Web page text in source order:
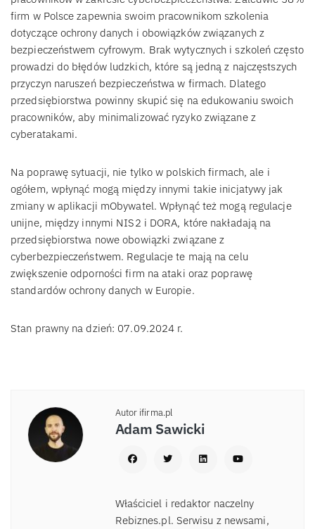
firm w Polsce zapewnia swoim pracownikom szkolenia
dotyczące ochrony danych i obowiązków związanych z
bezpieczeństwem cyfrowym. Brak wytycznych i szkoleń często
prowadzi do błędów ludzkich, które są jedną z najczęstszych
przyczyn naruszeń bezpieczeństwa w firmach. Dlatego
przedsiębiorstwa powinny skupić się na edukowaniu swoich
pracowników, aby minimalizować ryzyko związane z
cyberatakami.
Na poprawę sytuacji, nie tylko w polskich firmach, ale i
ogółem, wpłynąć mogą między innymi takie inicjatywy jak
zmiany w aplikacji mObywatel. Wpłynąć też mogą regulacje
unijne, między innymi NIS2 i DORA, które nakładają na
przedsiębiorstwa nowe obowiązki związane z
cyberbezpieczeństwem. Regulacje te mają na celu
zwiększenie odporności firm na ataki oraz poprawę
standardów ochrony danych w Europie.
Stan prawny na dzień: 07.09.2024 r.
Autor ifirma.pl
Adam Sawicki
Właściciel i redaktor naczelny
Rebiznes.pl. Serwisu z newsami,